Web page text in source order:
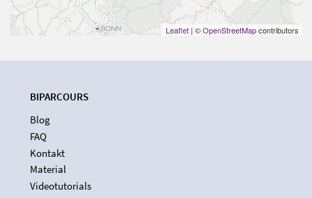
Leaflet | ©OpenStreetMapcontributors
BIPARCOURS
Blog
FAQ
Kontakt
Material
Videotutorials